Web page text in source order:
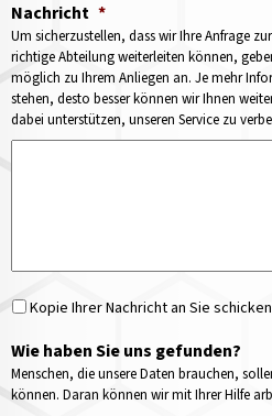
Nachricht *
Um sicherzustellen, dass wir Ihre Anfrage
richtige Abteilung weiterleiten können,
möglich zu Ihrem Anliegen an. Je mehr
stehen, desto besser können wir Ihnen
dabei unterstützen, unseren Service zu
Kopie Ihrer Nachricht an Sie schicken
Wie haben Sie uns gefunden?
Menschen, die unsere Daten brauchen,
können. Daran können wir mit Ihrer Hilfe